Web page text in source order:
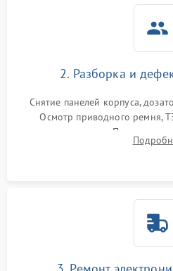
2. Разборка и
Снятие панелей корпуса,
Осмотр приводного ремня,
амортизаторов. Проверка
крестовины на износ, а